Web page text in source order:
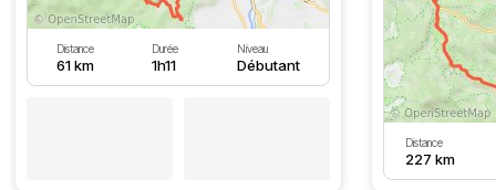
Distance
61 km
Durée
1h11
Niveau
Débutant
Distance
227 km